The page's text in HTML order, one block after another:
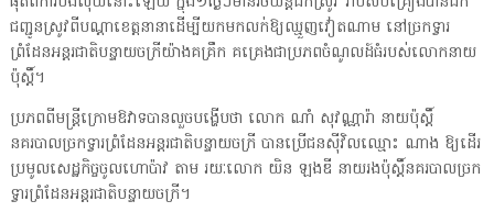
ជញ្ជូនស្រូវពីបណ្ដាខេត្តនានាដើម្បីយកមកលក់ឱ្យឈ្មួញវៀតណាម នៅច្រកទ្វារ
ព្រំដែនអន្តរជាតិបន្ទាយចក្រីយ៉ាងគគ្រឹក គគ្រេងជាប្រភពចំណូលដ៍ធំរបស់លោកនាយ
ប៉ុស្តិ៍។
ប្រភពពីមន្ត្រីក្រោមឱវាទបានលួចបង្ហើបថា លោក ណាំ សុវណ្ណារ៉ា នាយប៉ុស្តិ៍
នគរបាលច្រកទ្វារព្រំដែនអន្តរជាតិបន្ទាយចក្រី បានប្រើជនស៊ីវិលឈ្មោះ ណាង ឱ្យដើរ
ប្រមូលសេដ្ឋកិច្ចចូលហោប៉ាវ តាម រយៈលោក យិន ឡងឌី នាយរងប៉ុស្តិ៍នគរបាលច្រក
ទ្វារព្រំដែនអន្តរជាតិបន្ទាយចក្រី។